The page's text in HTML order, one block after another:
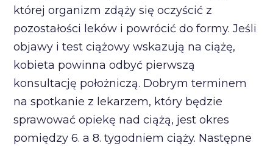
której organizm zdąży się oczyścić z
pozostałości leków i powrócić do formy. Jeśli
objawy i test ciążowy wskazują na ciążę,
kobieta powinna odbyć pierwszą
konsultację położniczą. Dobrym terminem
na spotkanie z lekarzem, który będzie
sprawować opiekę nad ciążą, jest okres
pomiędzy 6. a 8. tygodniem ciąży. Następne